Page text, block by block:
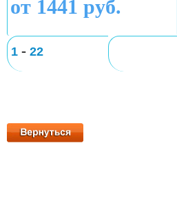
от 1441 руб.
1 - 22